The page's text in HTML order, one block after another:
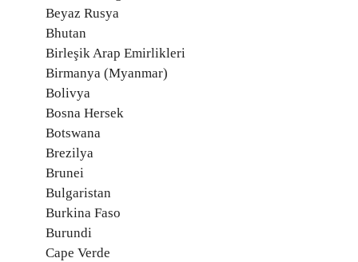
Beyaz Rusya
Bhutan
Birleşik Arap Emirlikleri
Birmanya (Myanmar)
Bolivya
Bosna Hersek
Botswana
Brezilya
Brunei
Bulgaristan
Burkina Faso
Burundi
Cape Verde